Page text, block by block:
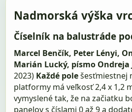
Nadmorská výška
Číselník na balustráde
Marcel Benčík, Peter Lényi,
Marián Lucký, písmo Ondreja
2023) Každé polešesťmiestnej
platformy má veľkosť 2,4 x 1,2
vymyslené tak, že na začiatku
panelov s číslami 0 až 9 a